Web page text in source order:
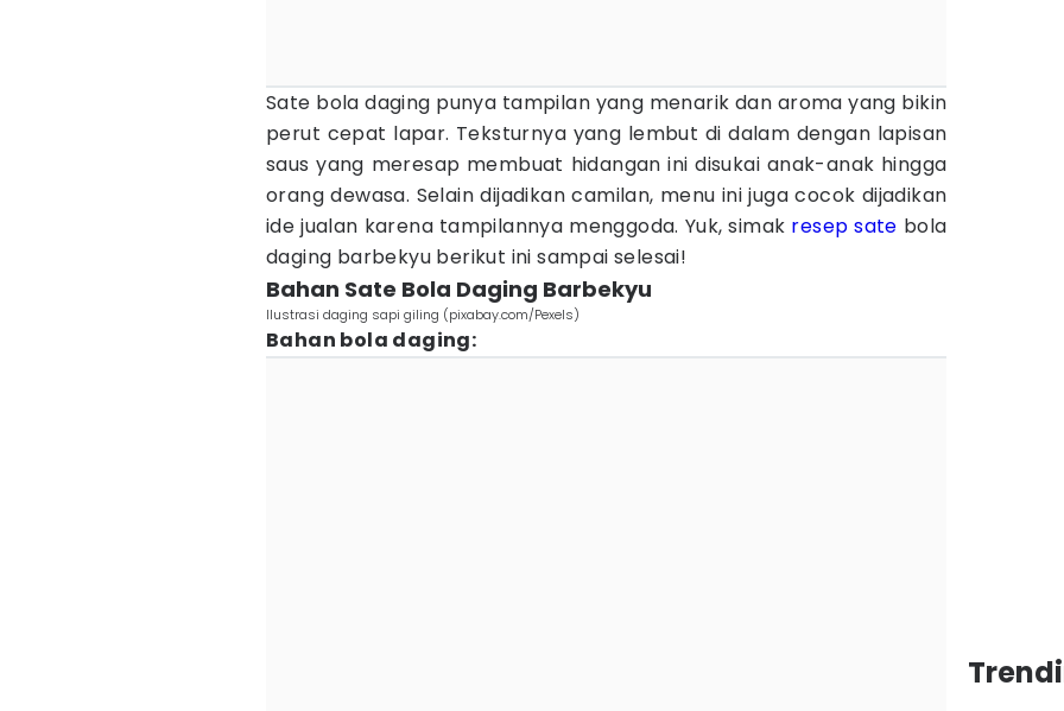
Sate bola daging punya tampilan yang menarik dan aroma yang bikin
perut cepat lapar. Teksturnya yang lembut di dalam dengan lapisan
saus yang meresap membuat hidangan ini disukai anak-anak hingga
orang dewasa. Selain dijadikan camilan, menu ini juga cocok dijadikan
ide jualan karena tampilannya menggoda. Yuk, simak resep sate bola
daging barbekyu berikut ini sampai selesai!
Bahan Sate Bola Daging Barbekyu
Ilustrasi daging sapi giling (pixabay.com/Pexels)
Bahan bola daging: